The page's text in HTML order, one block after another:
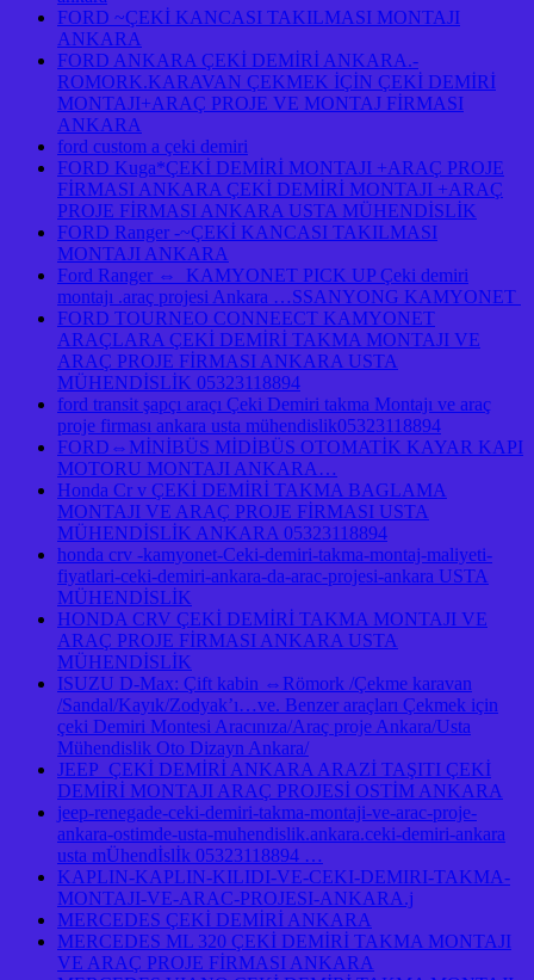
FORD ~ÇEKİ KANCASI TAKILMASI MONTAJI
ANKARA
FORD ANKARA ÇEKİ DEMİRİ ANKARA.-
ROMORK.KARAVAN ÇEKMEK İÇİN ÇEKİ DEMİRİ
MONTAJI+ARAÇ PROJE VE MONTAJ FİRMASI
ANKARA
ford custom a çeki demiri
FORD Kuga*ÇEKİ DEMİRİ MONTAJI +ARAÇ PROJE
FİRMASI ANKARA ÇEKİ DEMİRİ MONTAJI +ARAÇ
PROJE FİRMASI ANKARA USTA MÜHENDİSLİK
FORD Ranger -~ÇEKİ KANCASI TAKILMASI
MONTAJI ANKARA
Ford Ranger ⇔ KAMYONET PICK UP Çeki demiri
montajı .araç projesi Ankara …SSANYONG KAMYONET
FORD TOURNEO CONNEECT KAMYONET
ARAÇLARA ÇEKİ DEMİRİ TAKMA MONTAJI VE
ARAÇ PROJE FİRMASI ANKARA USTA
MÜHENDİSLİK 05323118894
ford transit şapçı araçı Çeki Demiri takma Montajı ve araç
proje firması ankara usta mühendislik05323118894
FORD⇔MİNİBÜS MİDİBÜS OTOMATİK KAYAR KAPI
MOTORU MONTAJI ANKARA…
Honda Cr v ÇEKİ DEMİRİ TAKMA BAGLAMA
MONTAJI VE ARAÇ PROJE FİRMASI USTA
MÜHENDİSLİK ANKARA 05323118894
honda crv -kamyonet-Ceki-demiri-takma-montaj-maliyeti-
fiyatlari-ceki-demiri-ankara-da-arac-projesi-ankara USTA
MÜHENDİSLİK
HONDA CRV ÇEKİ DEMİRİ TAKMA MONTAJI VE
ARAÇ PROJE FİRMASI ANKARA USTA
MÜHENDİSLİK
ISUZU D-Max: Çift kabin ⇔Römork /Çekme karavan
/Sandal/Kayık/Zodyak’ı…ve. Benzer araçları Çekmek için
çeki Demiri Montesi Aracınıza/Araç proje Ankara/Usta
Mühendislik Oto Dizayn Ankara/
JEEP ÇEKİ DEMİRİ ANKARA ARAZİ TAŞITI ÇEKİ
DEMİRİ MONTAJI ARAÇ PROJESİ OSTİM ANKARA
jeep-renegade-ceki-demiri-takma-montaji-ve-arac-proje-
ankara-ostimde-usta-muhendislik.ankara.ceki-demiri-ankara
usta mÜhendİslİk 05323118894 …
KAPLIN-KAPLIN-KILIDI-VE-CEKI-DEMIRI-TAKMA-
MONTAJI-VE-ARAC-PROJESI-ANKARA.j
MERCEDES ÇEKİ DEMİRİ ANKARA
MERCEDES ML 320 ÇEKİ DEMİRİ TAKMA MONTAJI
VE ARAÇ PROJE FİRMASI ANKARA